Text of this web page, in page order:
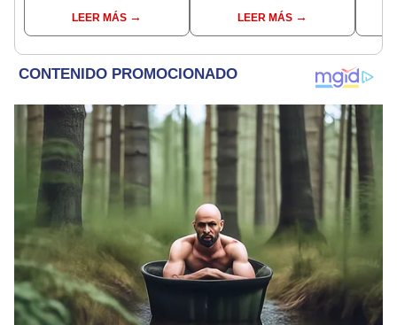
LEER MÁS
equipo Heroic
LEER MÁS